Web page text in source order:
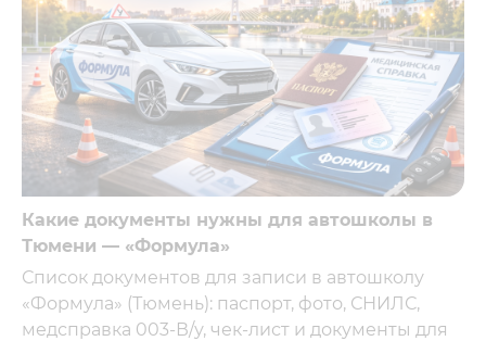
Какие документы нужны для автошколы в
Тюмени — «Формула»
Список документов для записи в автошколу
«Формула» (Тюмень): паспорт, фото, СНИЛС,
медсправка 003-В/у, чек-лист и документы для